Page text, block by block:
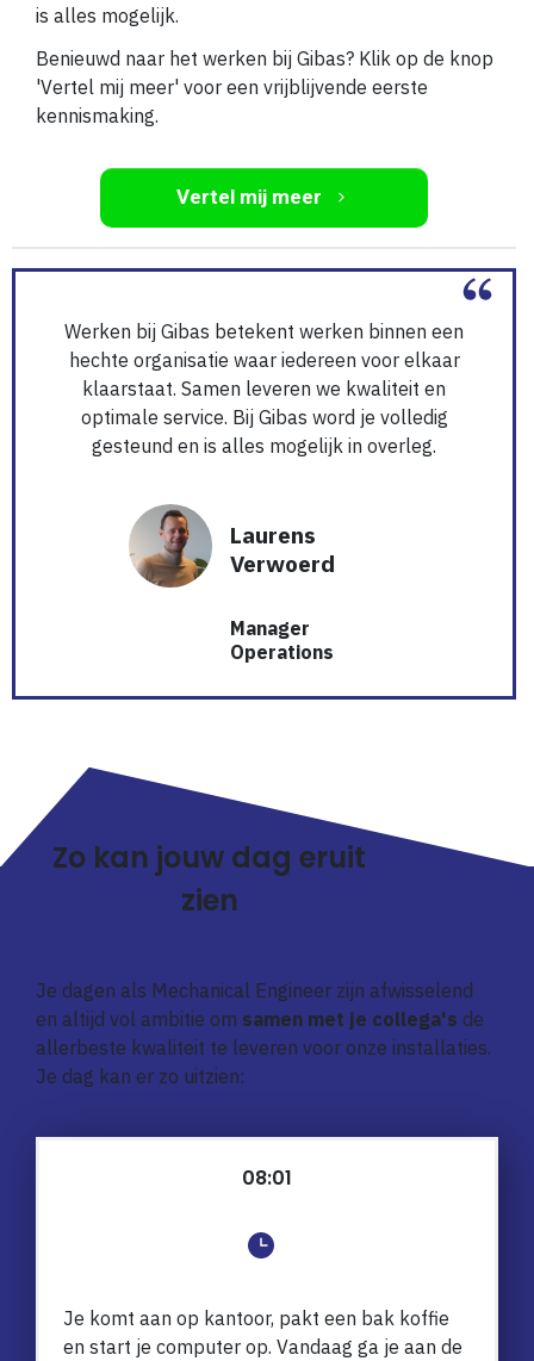
is alles mogelijk.
Benieuwd naar het werken bij Gibas? Klik op de knop
'Vertel mij meer' voor een vrijblijvende eerste
kennismaking.
Vertel mij meer
Werken bij Gibas betekent werken binnen een
hechte organisatie waar iedereen voor elkaar
klaarstaat. Samen leveren we kwaliteit en
optimale service. Bij Gibas word je volledig
gesteund en is alles mogelijk in overleg.
Laurens
Verwoerd
Manager
Operations
Zo kan jouw dag eruit
zien
Je dagen als Mechanical Engineer zijn afwisselend
en altijd vol ambitie om samen met je collega's de
allerbeste kwaliteit te leveren voor onze installaties.
Je dag kan er zo uitzien:
08:01
Je komt aan op kantoor, pakt een bak koffie
en start je computer op. Vandaag ga je aan de